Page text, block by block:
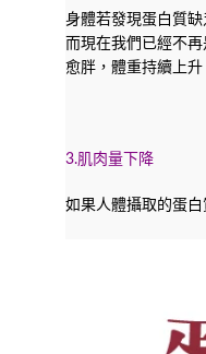
身體若發現蛋白質
而現在我們已經不
愈胖，體重持續上升
3.肌肉量下降
如果人體攝取的蛋